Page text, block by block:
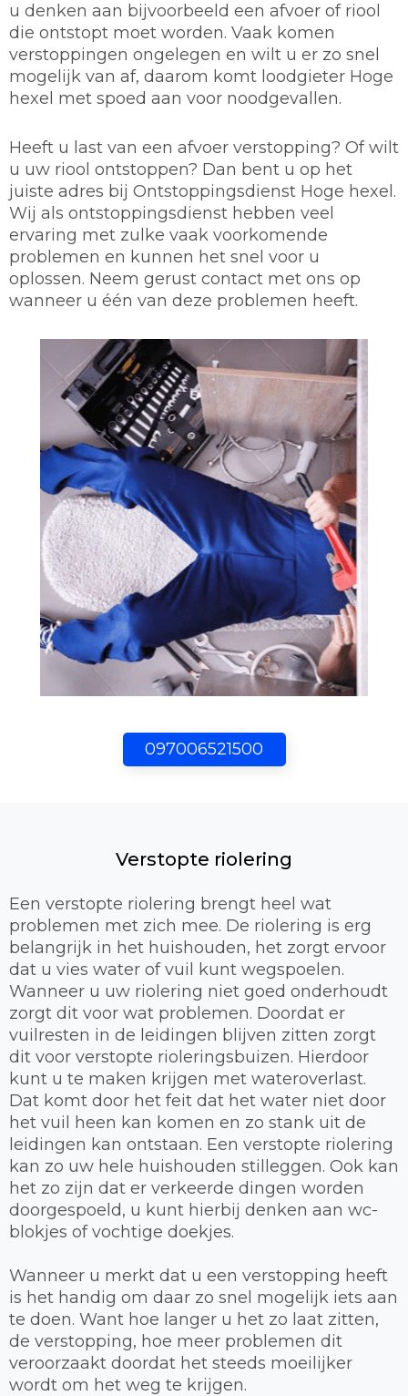
097006521500
u denken aan bijvoorbeeld een afvoer of riool
die ontstopt moet worden. Vaak komen
verstoppingen ongelegen en wilt u er zo snel
mogelijk van af, daarom komt loodgieter Hoge
hexel met spoed aan voor noodgevallen.
Heeft u last van een afvoer verstopping? Of wilt
u uw riool ontstoppen? Dan bent u op het
juiste adres bij Ontstoppingsdienst Hoge hexel.
Wij als ontstoppingsdienst hebben veel
ervaring met zulke vaak voorkomende
problemen en kunnen het snel voor u
oplossen. Neem gerust contact met ons op
wanneer u één van deze problemen heeft.
Verstopte riolering
Een verstopte riolering brengt heel wat
problemen met zich mee. De riolering is erg
belangrijk in het huishouden, het zorgt ervoor
dat u vies water of vuil kunt wegspoelen.
Wanneer u uw riolering niet goed onderhoudt
zorgt dit voor wat problemen. Doordat er
vuilresten in de leidingen blijven zitten zorgt
dit voor verstopte rioleringsbuizen. Hierdoor
kunt u te maken krijgen met wateroverlast.
Dat komt door het feit dat het water niet door
het vuil heen kan komen en zo stank uit de
leidingen kan ontstaan. Een verstopte riolering
kan zo uw hele huishouden stilleggen. Ook kan
het zo zijn dat er verkeerde dingen worden
doorgespoeld, u kunt hierbij denken aan wc-
blokjes of vochtige doekjes.
Wanneer u merkt dat u een verstopping heeft
is het handig om daar zo snel mogelijk iets aan
te doen. Want hoe langer u het zo laat zitten,
de verstopping, hoe meer problemen dit
veroorzaakt doordat het steeds moeilijker
wordt om het weg te krijgen.